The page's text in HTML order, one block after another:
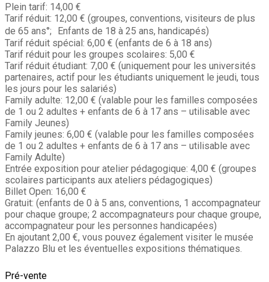
Plein tarif: 14,00 €
Tarif réduit: 12,00 € (groupes, conventions, visiteurs de plus
de 65 ans°; Enfants de 18 à 25 ans, handicapés)
Tarif réduit spécial: 6,00 € (enfants de 6 à 18 ans)
Tarif réduit pour les groupes scolaires: 5,00 €
Tarif réduit étudiant: 7,00 € (uniquement pour les universités
partenaires, actif pour les étudiants uniquement le jeudi, tous
les jours pour les salariés)
Family adulte: 12,00 € (valable pour les familles composées
de 1 ou 2 adultes + enfants de 6 à 17 ans – utilisable avec
Family Jeunes)
Family jeunes: 6,00 € (valable pour les familles composées
de 1 ou 2 adultes + enfants de 6 à 17 ans – utilisable avec
Family Adulte)
Entrée exposition pour atelier pédagogique: 4,00 € (groupes
scolaires participants aux ateliers pédagogiques)
Billet Open: 16,00 €
Gratuit: (enfants de 0 à 5 ans, conventions, 1 accompagnateur
pour chaque groupe; 2 accompagnateurs pour chaque groupe,
accompagnateur pour les personnes handicapées)
En ajoutant 2,00 €, vous pouvez également visiter le musée
Palazzo Blu et les éventuelles expositions thématiques.
Pré-vente